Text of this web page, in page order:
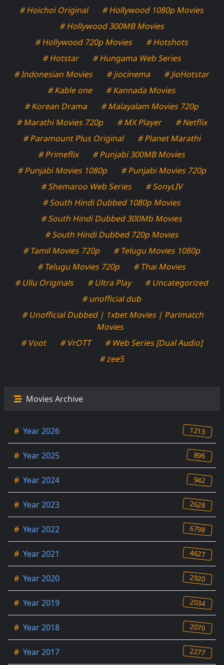
# Hoichoi Original
# Hollywood 1080p Movies
# Hollywood 300MB Movies
# Hollywood 720p Movies
# Hotshots
# Hotstar
# Hungama Web Series
# Indonesian Movies
# jiocinema
# JioHotstar
# Kable one
# Kannada Movies
# Korean Drama
# Malayalam Movies 720p
# Marathi Movies 720p
# MX Player
# Netflix
# Paramount Plus Original
# Planet Marathi
# Primeflix
# Punjabi 300MB Movies
# Punjabi Movies 1080p
# Punjabi Movies 720p
# Shemaroo Web Series
# SonyLIV
# South Hindi Dubbed 1080p Movies
# South Hindi Dubbed 300Mb Movies
# South Hindi Dubbed 720p Movies
# Tamil Movies 720p
# Telugu Movies 1080p
# Telugu Movies 720p
# Thai Movies
# Ullu Originals
# Ultra Play
# Uncategorized
# unofficial dub
# Unofficial Dubbed | 1xbet Movies | Parimatch
Movies
# Voot
# VrOTT
# Web Series [Dual Audio]
# zee5
Movies Archive
# Year 2026 1213
# Year 2025 896
# Year 2024 942
# Year 2023 2628
# Year 2022 6798
# Year 2021 4627
# Year 2020 2920
# Year 2019 2034
# Year 2018 2070
# Year 2017 2277